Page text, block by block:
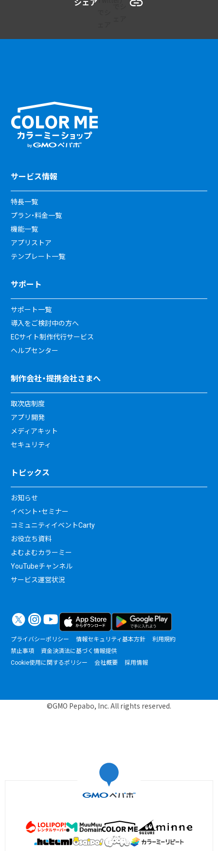
シェア
サービス情報
特長一覧
プラン・料金一覧
機能一覧
アプリストア
テンプレート一覧
サポート
サポート一覧
導入をご検討中の方へ
ECサイト制作代行サービス
ヘルプセンター
制作会社・提携会社さまへ
取次店制度
アプリ開発
メディアキット
セキュリティ
トピックス
お知らせ
イベント・セミナー
コミュニティイベントCarty
お役立ち資料
よむよむカラーミー
YouTubeチャンネル
サービス運営状況
プライバシーポリシー 情報セキュリティ基本方針
利用規約
禁止事項
資金決済法に基づく情報提供
Cookie使用に関するポリシー
会社概要 採用情報
©GMO Pepabo, Inc. All rights reserved.